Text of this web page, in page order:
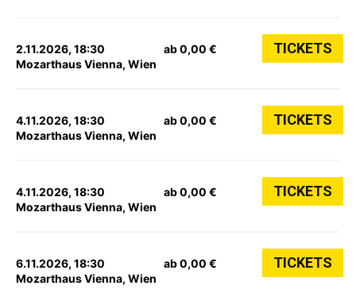
2.11.2026, 18:30
Mozarthaus Vienna, Wien
ab 0,00 € TICKETS
4.11.2026, 18:30
Mozarthaus Vienna, Wien
ab 0,00 € TICKETS
4.11.2026, 18:30
Mozarthaus Vienna, Wien
ab 0,00 € TICKETS
6.11.2026, 18:30
Mozarthaus Vienna, Wien
ab 0,00 € TICKETS